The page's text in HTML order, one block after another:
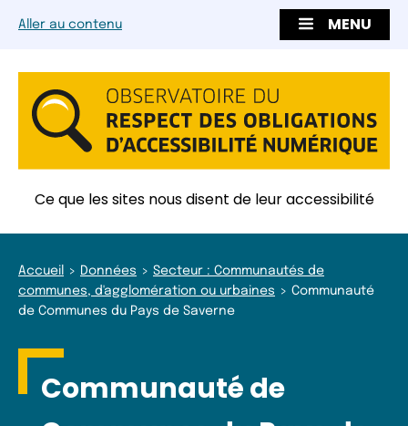
Aller au contenu MENU
Ce que les sites nous disent de leur accessibilité
Accueil Données
Secteur : Communautés de
communes, d'agglomération ou urbaines
Communauté
de Communes du Pays de Saverne
Communauté de